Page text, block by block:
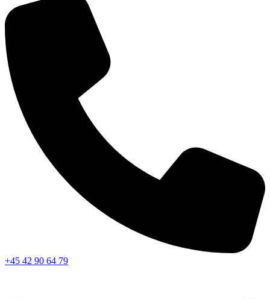
+45 42 90 64 79